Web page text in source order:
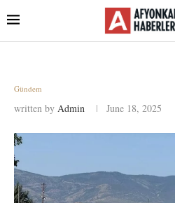
Gündem
written by Admin June 18, 2025